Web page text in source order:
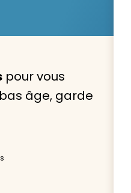
qui
logement, la garde de
parent, nos
pour vous
âge, garde